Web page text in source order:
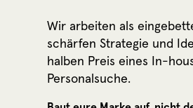
Wir arbeiten als
schärfen Strategie und
halben Preis eines In-
Personalsuche.